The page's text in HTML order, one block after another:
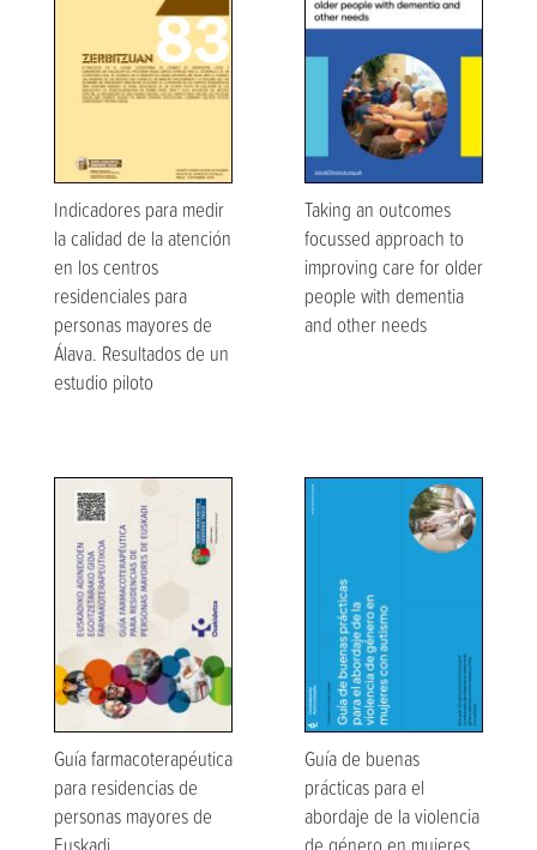
Indicadores para medir
la calidad de la atención
en los centros
residenciales para
personas mayores de
Álava. Resultados de un
estudio piloto
Taking an outcomes
focussed approach to
improving care for older
people with dementia
and other needs
Guía farmacoterapéutica
para residencias de
personas mayores de
Guía de buenas
prácticas para el
abordaje de la violencia